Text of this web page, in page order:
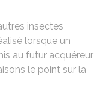
insectes
lorsque un
au futur acquéreur
le point sur la